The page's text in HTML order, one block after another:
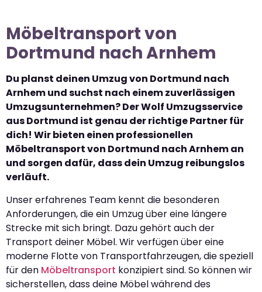
Möbeltransport von
Dortmund nach Arnhem
Du planst deinen Umzug von Dortmund nach
Arnhem und suchst nach einem zuverlässigen
Umzugsunternehmen? Der Wolf Umzugsservice
aus Dortmund ist genau der richtige Partner für
dich! Wir bieten einen professionellen
Möbeltransport von Dortmund nach Arnhem an
und sorgen dafür, dass dein Umzug reibungslos
verläuft.
Unser erfahrenes Team kennt die besonderen
Anforderungen, die ein Umzug über eine längere
Strecke mit sich bringt. Dazu gehört auch der
Transport deiner Möbel. Wir verfügen über eine
moderne Flotte von Transportfahrzeugen, die speziell
für den Möbeltransport konzipiert sind. So können wir
sicherstellen, dass deine Möbel während des